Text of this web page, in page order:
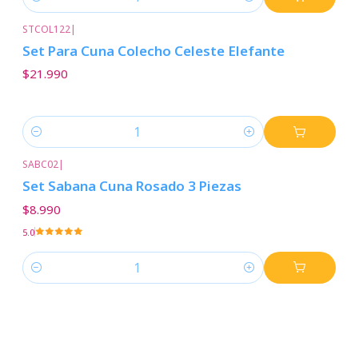
Cantidad
STCOL122|
Set Para Cuna Colecho Celeste Elefante
$21.990
Cantidad
SABC02|
Set Sabana Cuna Rosado 3 Piezas
$8.990
5.0
Cantidad